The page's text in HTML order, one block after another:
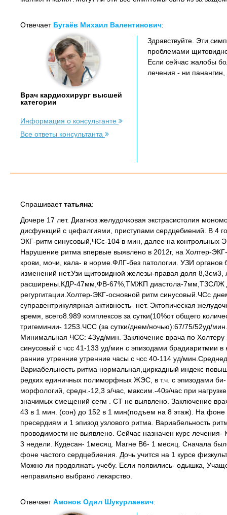
Отвечает Бугаёв Михаил Валентинович:
Врач кардиохирург высшей
категории
Информация о консультанте
Все ответы консультанта
Здравствуйте. Эти
проблемами
Если сейчас жалобы
лечения - ни
Спрашиваеттатьяна:
Дочере 17 лет. Диагноз желудочковая экстрасистолия
дисфункций с цефалгиями, приступами сердцебиений. В 4
ЭКГ-ритм синусовый,ЧСс-104 в мин, далее на
Нарушение ритма впервые выявлено в 2012г, на Холтер-
крови, мочи, кала- в норме.ФЛГ-без патологии. УЗИ органов
изменений нет.Узи щитовидной железы-правая доля
расширены.КДР-47мм,ФВ-67%,ТМЖП диастола-7мм,ТЗСЛЖ
регургитации.Холтер-ЭКГ-основной ритм синусовый.ЧСс
суправентрикулярная активность- нет. Эктопическая
время, всего8.989 комплексов за сутки(10%от общего
тригеминии- 1253.ЧСС (за сутки/днем/ночью):67/75/52уд/
Минимальная ЧСС: 43уд/мин. Заключение врача по Холтеру
синусовый с чсс 41-133 уд/мин с эпизодами брадиаритмии
ранние утренние утренние часы с чсс 40-114 уд/
Вариабельность ритма нормальная,циркадный индекс
редких единичных полиморфных ЖЭС, в т.ч. с эпизодами
морфологий, средн.-12,3 э/час, максим.-40э/час при
значимых смещений сегм . СТ не выявлено. Заключение
43 в 1 мин. (сон) до 152 в 1 мин(подъем на 8 этаж). На фоне
пресердиям и 1 эпизод узлового ритма. Вариабельность
проводимости не выявлено. Сейчас назначен курс
3 недели. Кудесан- 1месяц. Магне В6- 1 месяц. Сначала
фоне частого сердцебиения. Дочь учится на 1 курсе
Можно ли продолжать учебу. Если появились- одышка,
неправильно выбрано лекарство.
ОтвечаетАмонов Одил Шукурлаевич: